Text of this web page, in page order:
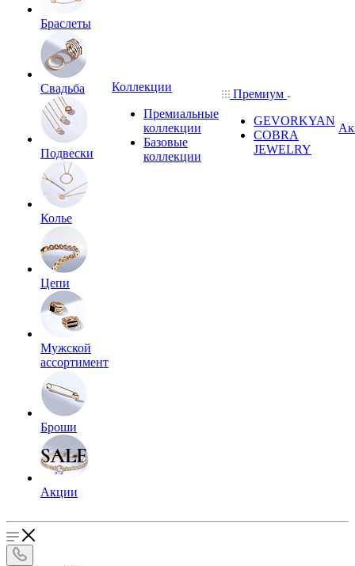
Браслеты
Свадьба
Подвески
Колье
Цепи
Мужской
ассортимент
Броши
Акции
Коллекции
Премиальные
коллекции
Базовые
коллекции
Премиум
GEVORKYAN
COBRA
JEWELRY